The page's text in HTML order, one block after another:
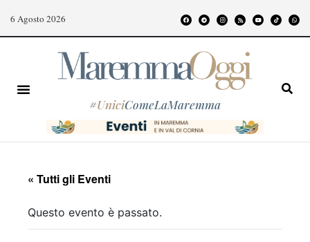
6 Agosto 2026
#UniciComeLaMaremma
« Tutti gli Eventi
Questo evento è passato.